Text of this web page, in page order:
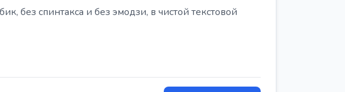
без спинтакса и без эмодзи, в чистой текстовой